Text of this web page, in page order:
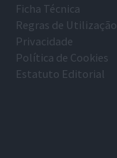
Ficha Técnica
Regras de Utilização
Privacidade
Política de Cookies
Estatuto Editorial